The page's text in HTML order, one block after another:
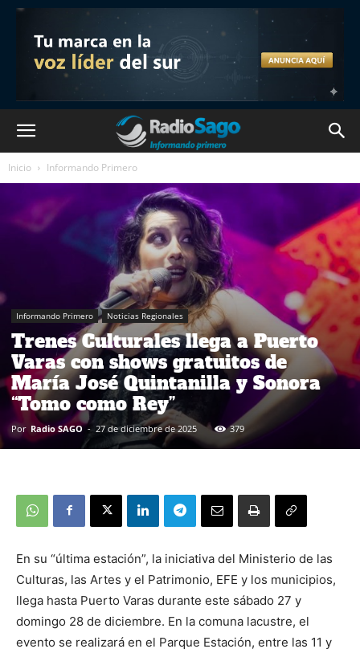
Inicio Informando Primero
Informando Primero Noticias Regionales
Trenes Culturales llega a Puerto
Varas con shows gratuitos de
María José Quintanilla y Sonora
“Tomo como Rey”
Por Radio SAGO - 27 de diciembre de 2025 379
En su “última estación”, la iniciativa del Ministerio de las
Culturas, las Artes y el Patrimonio, EFE y los municipios,
llega hasta Puerto Varas durante este sábado 27 y
domingo 28 de diciembre. En la comuna lacustre, el
evento se realizará en el Parque Estación, entre las 11 y